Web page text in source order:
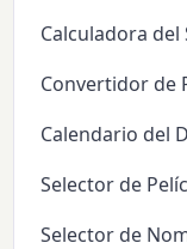
Calculadora del
Convertidor de
Calendario del
Selector de
Selector de